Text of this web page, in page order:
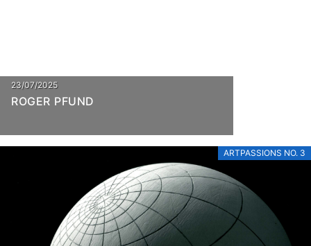
23/07/2025
ROGER PFUND
ARTPASSIONS NO. 3